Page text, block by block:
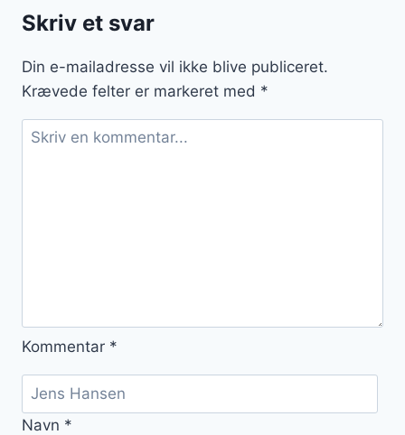
Skriv et svar
Din e-mailadresse vil ikke blive publiceret.
Krævede felter er markeret med *
Kommentar *
Navn *